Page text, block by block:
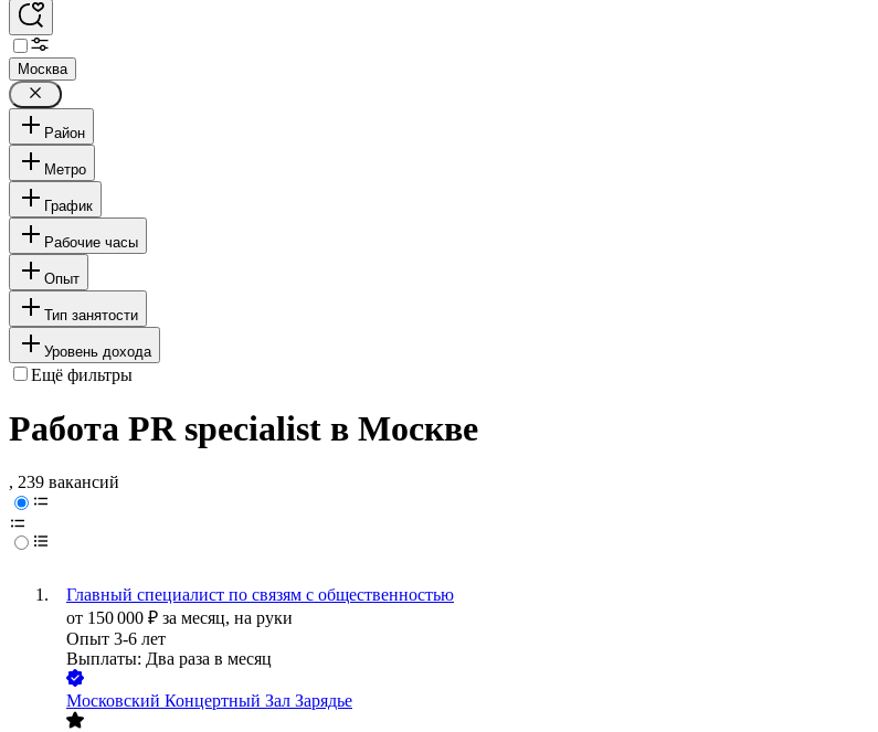
Москва
Район
Метро
График
Рабочие часы
Опыт
Тип занятости
Уровень дохода
Ещё фильтры
Работа PR specialist в Москве
, 239 вакансий
Главный специалист по связям с общественностью
от 150 000 ₽ за месяц, на руки
Опыт 3-6 лет
Выплаты: Два раза в месяц
Московский Концертный Зал Зарядье